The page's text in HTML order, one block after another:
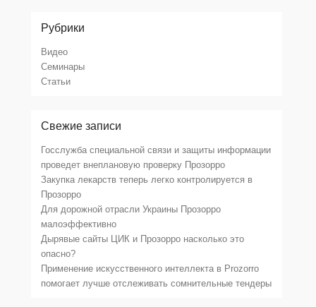
Рубрики
Видео
Семинары
Статьи
Свежие записи
Госслужба специальной связи и защиты информации
проведет внеплановую проверку Прозорро
Закупка лекарств теперь легко контролируется в
Прозорро
Для дорожной отрасли Украины Прозорро
малоэффективно
Дырявые сайты ЦИК и Прозорро насколько это
опасно?
Применение искусственного интеллекта в Prozorro
помогает лучше отслеживать сомнительные тендеры